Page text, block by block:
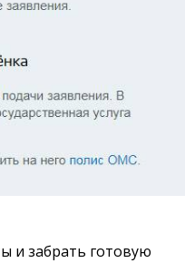
и забрать готовую